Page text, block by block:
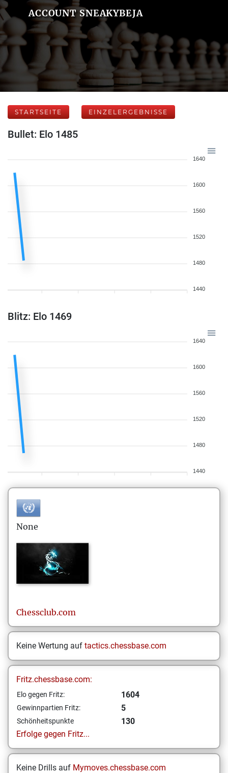
ACCOUNT SNEAKYBEJA
STARTSEITE EINZELERGEBNISSE
Bullet: Elo 1485
1640
1600
1560
1520
1480
1440
Blitz: Elo 1469
1640
1600
1560
1520
1480
1440
None
Chessclub.com
Keine Wertung auf tactics.chessbase.com
Fritz.chessbase.com:
Elo gegen Fritz: 1604
Gewinnpartien Fritz: 5
Schönheitspunkte
130
Erfolge gegen Fritz...
Keine Drills auf Mymoves.chessbase.com